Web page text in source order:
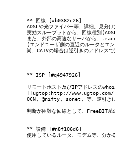
** 回線 [#b0382c26]
ADSLや光ファイバー等、詳細。見分
実効スループットから、回線種別
また、外部の高速なサーバから、
(エンドユーザ側の直近のルータとエ
尚、CATVの場合は逆引きのアドレスで
** ISP [#q4947926]
リモートホスト及びIPアドレスの
[[ugtop:http://www.ugtop.com/]] へ
OCN, @nifty, sonet, 等、逆引きに
判断が困難な回線として、FreeBIT系
** 設備 [#n8f106d6]
使用しているルータ、モデム等、分